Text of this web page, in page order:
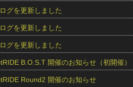
グを更新しました
グを更新しました
グを更新しました
B.O.S.T 開催のお知らせ（初開催）
Round2 開催のお知らせ